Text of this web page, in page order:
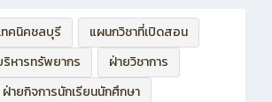
ทคนิคชลบุรี
แผนกวิชาที่เปิดสอน
หารทรัพยากร
ฝ่ายวิชาการ
ฝ่ายกิจการนักเรียนนักศึกษา